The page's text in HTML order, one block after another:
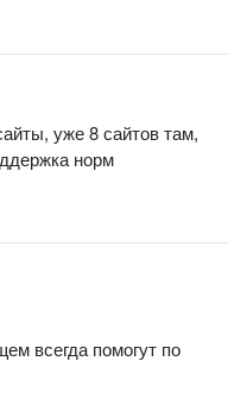
уже 8 сайтов там,
норм
всегда помогут по